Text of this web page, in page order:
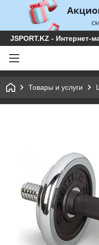
JSPORT.KZ - Интернет-
Товары и услуги